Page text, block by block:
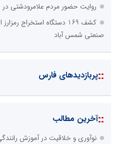
روایت حضور مردم علامرودشتی در
کشف 169 دستگاه استخراج
صنعتی شمس آباد
::پربازدیدهای فارس
::آخرین مطالب
نوآوری و خلاقیت در آموزش